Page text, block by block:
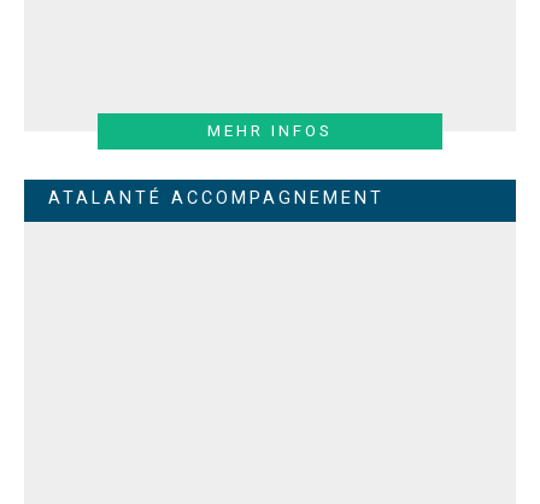
MEHR INFOS
ATALANTÉ ACCOMPAGNEMENT